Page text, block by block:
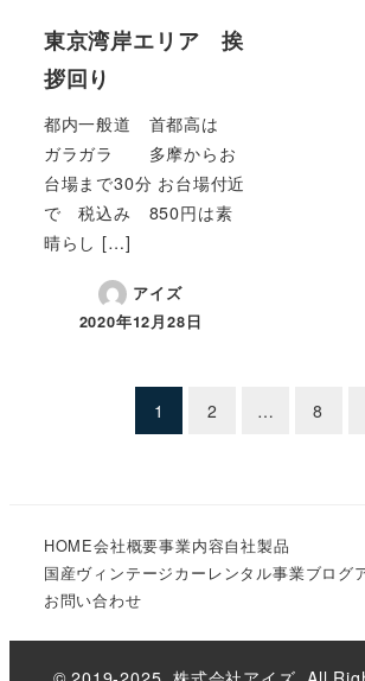
東京湾岸エリア 挨
拶回り
都内一般道 首都高は
ガラガラ 多摩からお
台場まで30分 お台場付近
で 税込み 850円は素
晴らし […]
アイズ
2020年12月28日
ペ
ー
ジ
1 2 … 8
HOME会社概要事業内容自社製品
国産ヴィンテージカーレンタル事業ブログ
お問い合わせ